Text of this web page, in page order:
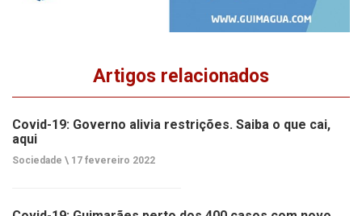
Artigos relacionados
Covid-19: Governo alivia restrições. Saiba o que cai,
aqui
Sociedade \ 17 fevereiro 2022